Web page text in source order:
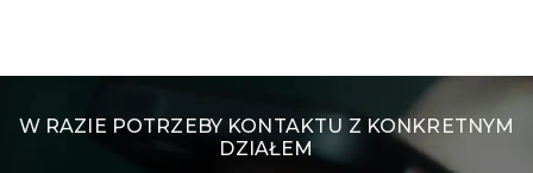
W RAZIE POTRZEBY KONTAKTU Z KONKRETNYM
DZIAŁEM